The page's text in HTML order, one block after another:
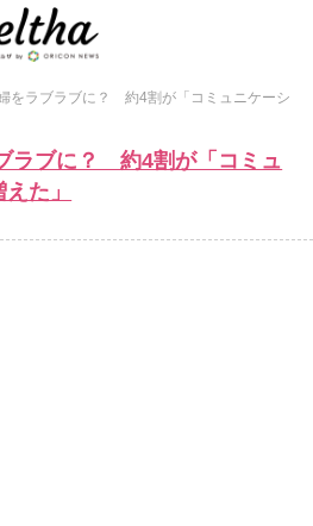
をラブラブに？ 約4割が「コミュニケーシ
ラブに？ 約4割が「コミュ
た」